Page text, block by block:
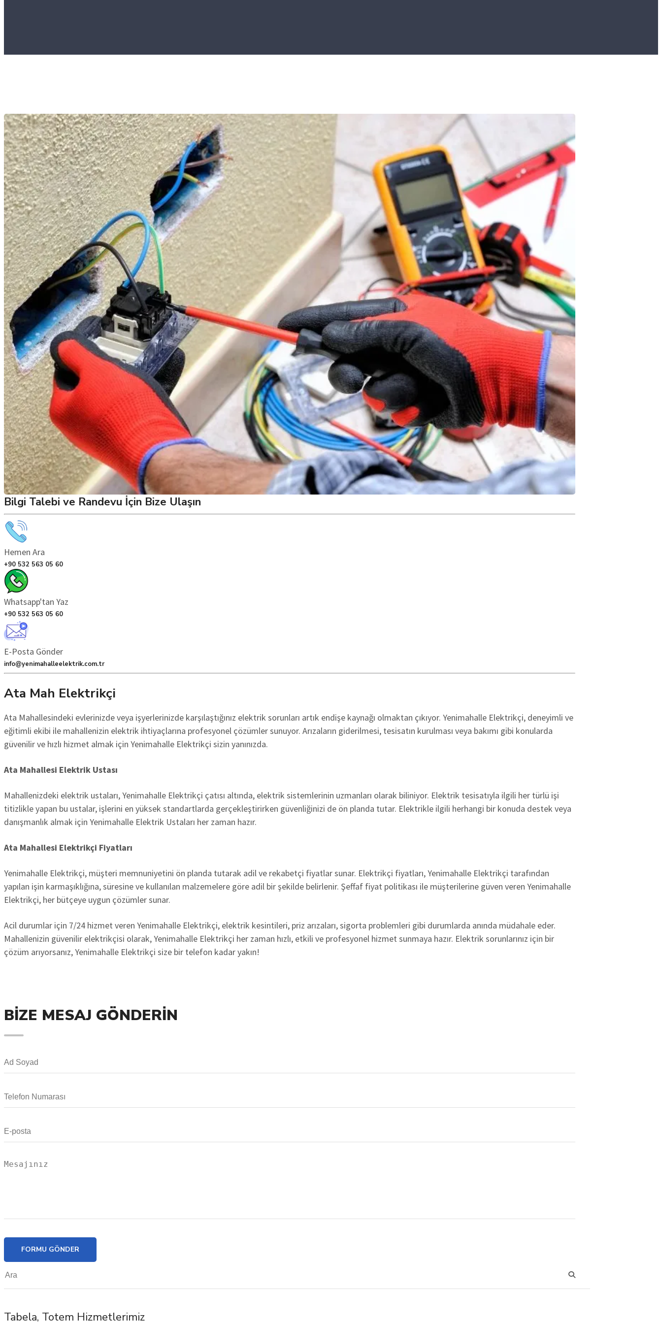
Bilgi Talebi ve Randevu İçin Bize Ulaşın
Hemen Ara
+90 532 563 05 60
Whatsapp'tan Yaz
+90 532 563 05 60
E-Posta Gönder
info@yenimahalleelektrik.com.tr
Ata Mah Elektrikçi
Ata Mahallesindeki evlerinizde veya işyerlerinizde karşılaştığınız elektrik sorunları artık endişe kaynağı olmaktan çıkıyor. Yenimahalle Elektrikçi, deneyimli ve
eğitimli ekibi ile mahallenizin elektrik ihtiyaçlarına profesyonel çözümler sunuyor. Arızaların giderilmesi, tesisatın kurulması veya bakımı gibi konularda
güvenilir ve hızlı hizmet almak için Yenimahalle Elektrikçi sizin yanınızda.
Ata Mahallesi Elektrik Ustası
Mahallenizdeki elektrik ustaları, Yenimahalle Elektrikçi çatısı altında, elektrik sistemlerinin uzmanları olarak biliniyor. Elektrik tesisatıyla ilgili her türlü işi
titizlikle yapan bu ustalar, işlerini en yüksek standartlarda gerçekleştirirken güvenliğinizi de ön planda tutar. Elektrikle ilgili herhangi bir konuda destek veya
danışmanlık almak için Yenimahalle Elektrik Ustaları her zaman hazır.
Ata Mahallesi Elektrikçi Fiyatları
Yenimahalle Elektrikçi, müşteri memnuniyetini ön planda tutarak adil ve rekabetçi fiyatlar sunar. Elektrikçi fiyatları, Yenimahalle Elektrikçi tarafından
yapılan işin karmaşıklığına, süresine ve kullanılan malzemelere göre adil bir şekilde belirlenir. Şeffaf fiyat politikası ile müşterilerine güven veren Yenimahalle
Elektrikçi, her bütçeye uygun çözümler sunar.
Acil durumlar için 7/24 hizmet veren Yenimahalle Elektrikçi, elektrik kesintileri, priz arızaları, sigorta problemleri gibi durumlarda anında müdahale eder.
Mahallenizin güvenilir elektrikçisi olarak, Yenimahalle Elektrikçi her zaman hızlı, etkili ve profesyonel hizmet sunmaya hazır. Elektrik sorunlarınız için bir
çözüm arıyorsanız, Yenimahalle Elektrikçi size bir telefon kadar yakın!
BIZE MESAJ GÖNDERIN
FORMU GÖNDER
Tabela, Totem Hizmetlerimiz